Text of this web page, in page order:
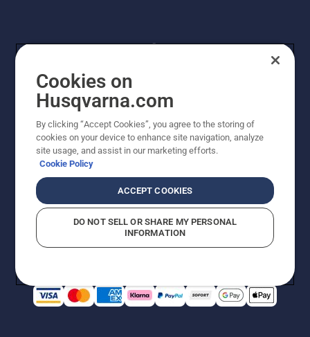
© Husqvarna AB (publ). Alle Rechte vorbehalten.
Preisänderungen, Irrtümer, Text- und Satzfehler sind
vorbehalten. Bei den Preisangaben handelt es sich um
unverbindliche Preisempfehlungen in Euro inkl. der
unverbindliche Preisempfehlungen (inkl. MwSt), es sei
denn sie sind für den direkten Kauf verfügbar.
Cookie-RichtlinieNutzungsbedingungenAGBs
ImpressumVermutete Verstöße melden
Cookies on
Husqvarna.com
By clicking “Accept Cookies”, you agree to the storing of
cookies on your device to enhance site navigation, analyze
site usage, and assist in our marketing efforts.
Cookie Policy
ACCEPT COOKIES
DO NOT SELL OR SHARE MY PERSONAL
INFORMATION